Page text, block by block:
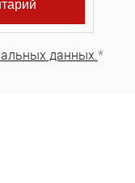
данных.*